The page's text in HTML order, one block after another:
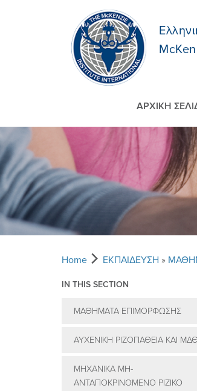
ΑΡΧΙΚΗ
Home ΕΚΠΑIΔΕΥΣΗ »
IN THIS SECTION
ΜΑΘΗΜΑΤΑ ΕΠΙΜΟΡΦΩΣΗΣ
ΑΥΧΕΝΙΚΗ ΡΙΖΟΠΑΘΕΙΑ ΚΑΙ ΜΔΘ
ΜΗΧΑΝΙΚΑ ΜΗ-
ΑΝΤΑΠΟΚΡΙΝΟΜΕΝΟ ΡΙΖΙΚΟ